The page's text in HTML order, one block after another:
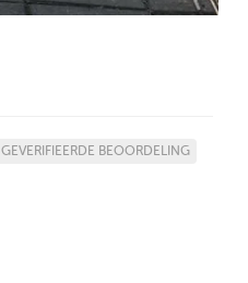
GEVERIFIEERDE BEOORDELING